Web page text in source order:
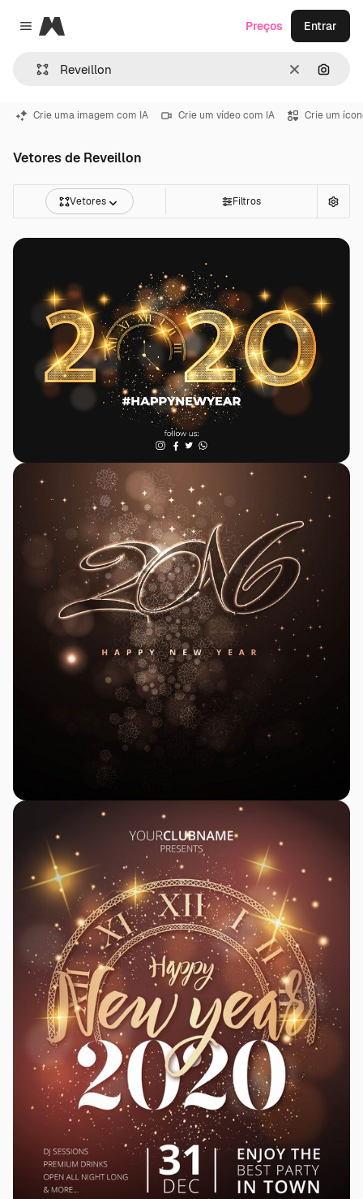
Close menu
Magnific
Limpar
Preços Entrar
Crie uma imagem com IA Crie um vídeo com IA Crie um
Vetores de Reveillon
Vetores Filtros